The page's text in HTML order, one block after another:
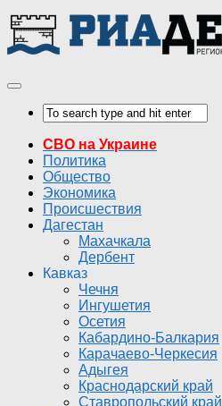
СВО на Украине
Политика
Общество
Экономика
Происшествия
Дагестан
Махачкала
Дербент
Кавказ
Чечня
Ингушетия
Осетия
Кабардино-Балкария
Карачаево-Черкесия
Адыгея
Краснодарский край
Ставропольский край